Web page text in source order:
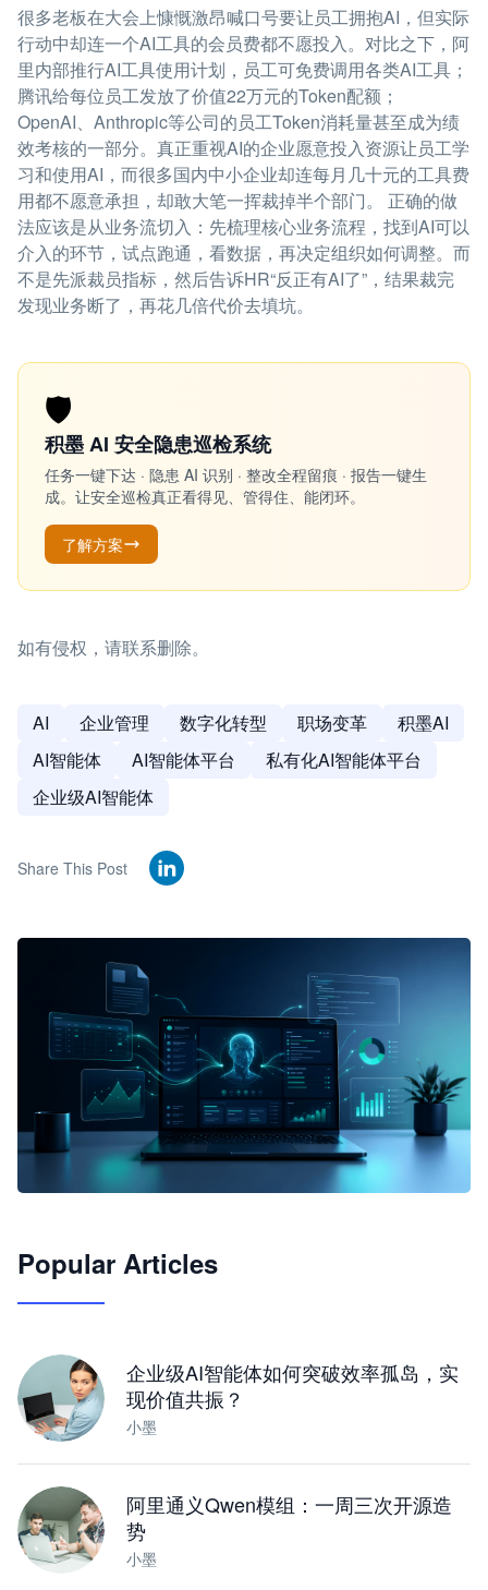
很多老板在大会上慷慨激昂喊口号要让员工拥抱AI，但实际
行动中却连一个AI工具的会员费都不愿投入。对比之下，阿
里内部推行AI工具使用计划，员工可免费调用各类AI工具；
腾讯给每位员工发放了价值22万元的Token配额；
OpenAI、Anthropic等公司的员工Token消耗量甚至成为绩
效考核的一部分。真正重视AI的企业愿意投入资源让员工学
习和使用AI，而很多国内中小企业却连每月几十元的工具费
用都不愿意承担，却敢大笔一挥裁掉半个部门。 正确的做
法应该是从业务流切入：先梳理核心业务流程，找到AI可以
介入的环节，试点跑通，看数据，再决定组织如何调整。而
不是先派裁员指标，然后告诉HR“反正有AI了”，结果裁完
发现业务断了，再花几倍代价去填坑。
🛡️
积墨 AI 安全隐患巡检系统
任务一键下达 · 隐患 AI 识别 · 整改全程留痕 · 报告一键生
成。让安全巡检真正看得见、管得住、能闭环。
了解方案
如有侵权，请联系删除。
AI 企业管理 数字化转型 职场变革
积墨AI
AI智能体
AI智能体平台
私有化AI智能体平台
企业级AI智能体
Share This Post
JimoClaw 桌面 AI Agent 工作台
Popular Articles
企业级AI智能体如何突破效率孤岛，实
现价值共振？
小墨
阿里通义Qwen模组：一周三次开源造
势
小墨